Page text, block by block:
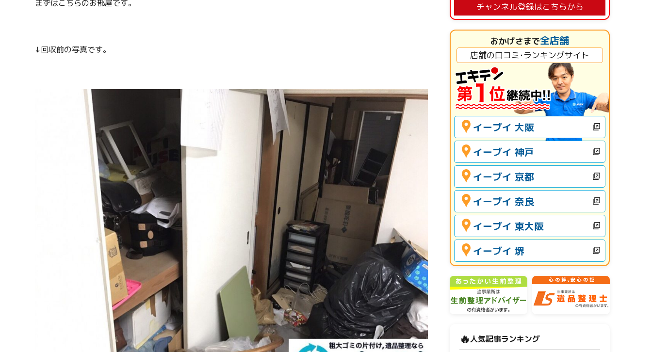
まずはこちらのお部屋です。
↓回収前の写真です。
チャンネル登録はこちらから
おかげさまで全店舗
店舗の口コミ･ランキングサイト
イーブイ 大阪
イーブイ 神戸
イーブイ 京都
イーブイ 奈良
イーブイ 東大阪
イーブイ 堺
🔥人気記事ランキング